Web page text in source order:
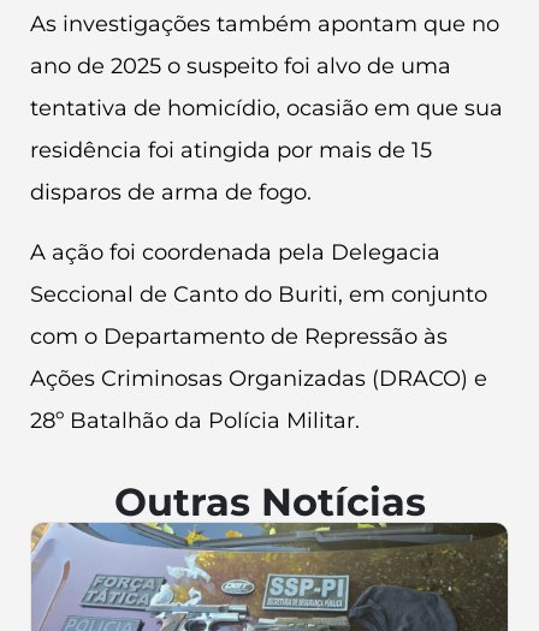
As investigações também apontam que no
ano de 2025 o suspeito foi alvo de uma
tentativa de homicídio, ocasião em que sua
residência foi atingida por mais de 15
disparos de arma de fogo.
A ação foi coordenada pela Delegacia
Seccional de Canto do Buriti, em conjunto
com o Departamento de Repressão às
Ações Criminosas Organizadas (DRACO) e
28º Batalhão da Polícia Militar.
Outras Notícias